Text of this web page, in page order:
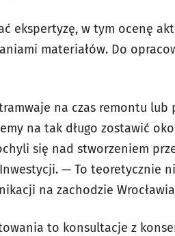
ekspertyzę, w tym ocenę
materiałów. Do
na czas remontu lub
na tak długo zostawić
się nad stworzeniem
Inwestycji. — To teoretycznie
na zachodzie
to konsultacje z